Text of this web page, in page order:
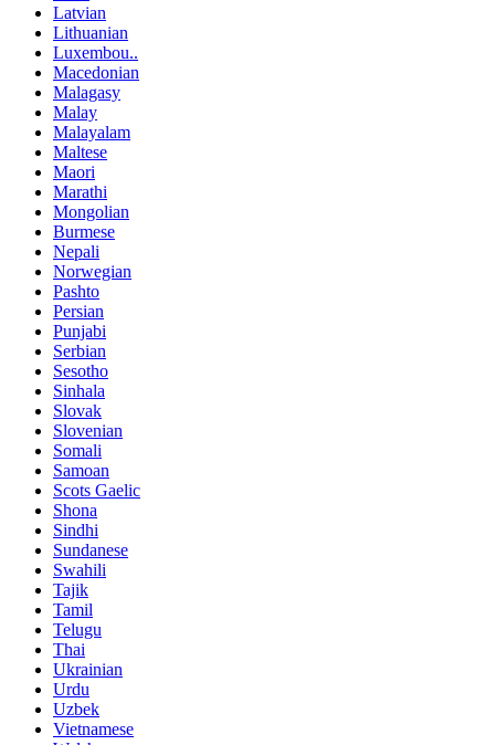
Latvian
Lithuanian
Luxembou..
Macedonian
Malagasy
Malay
Malayalam
Maltese
Maori
Marathi
Mongolian
Burmese
Nepali
Norwegian
Pashto
Persian
Punjabi
Serbian
Sesotho
Sinhala
Slovak
Slovenian
Somali
Samoan
Scots Gaelic
Shona
Sindhi
Sundanese
Swahili
Tajik
Tamil
Telugu
Thai
Ukrainian
Urdu
Uzbek
Vietnamese